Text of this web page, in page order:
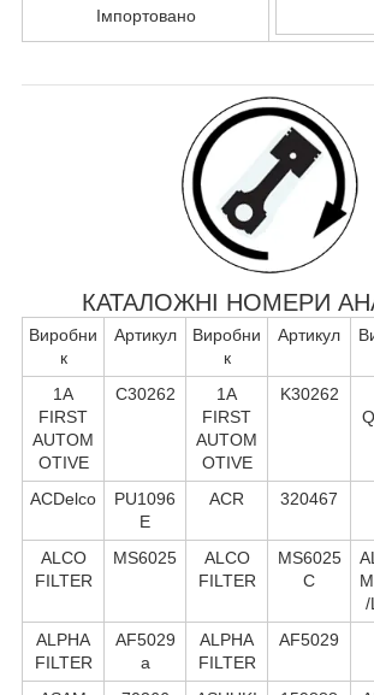
Імпортовано
КАТАЛОЖНІ НОМЕРИ
Виробни
к
Артикул
Виробни
к
Артикул
1A
FIRST
AUTOM
OTIVE
C30262
1A
FIRST
AUTOM
OTIVE
K30262
ACDelco
PU1096
E
ACR 320467
ALCO
FILTER
MS6025
ALCO
FILTER
MS6025
C
/
ALPHA
FILTER
AF5029
a
ALPHA
FILTER
AF5029